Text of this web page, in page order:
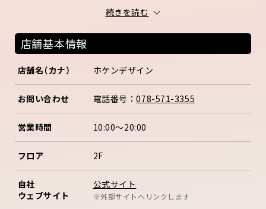
続きを読む
店舗基本情報
店舗名（カナ） ホケンデザイン
お問い合わせ 電話番号：078-571-3355
営業時間 10:00～20:00
フロア 2F
自社
ウェブサイト
公式サイト
※外部サイトへリンクします